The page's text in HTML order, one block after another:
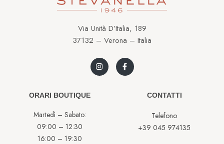
Via Unità D’Italia, 189
37132 – Verona – Italia
ORARI BOUTIQUE
Martedì – Sabato:
09:00 – 12:30
16:00 – 19:30
CONTATTI
Telefono
+39 045 974135